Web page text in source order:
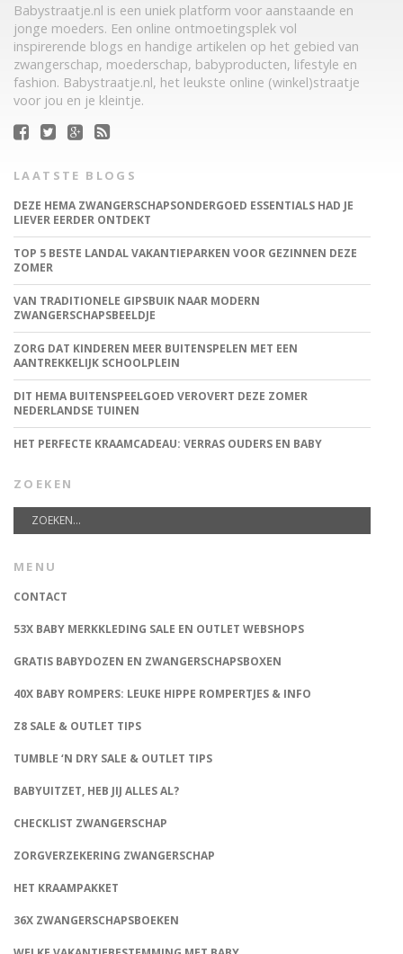
Babystraatje.nl is een uniek platform voor aanstaande en
jonge moeders. Een online ontmoetingsplek vol
inspirerende blogs en handige artikelen op het gebied van
zwangerschap, moederschap, babyproducten, lifestyle en
fashion. Babystraatje.nl, het leukste online (winkel)straatje
voor jou en je kleintje.
LAATSTE BLOGS
DEZE HEMA ZWANGERSCHAPSONDERGOED ESSENTIALS HAD JE
LIEVER EERDER ONTDEKT
TOP 5 BESTE LANDAL VAKANTIEPARKEN VOOR GEZINNEN DEZE
ZOMER
VAN TRADITIONELE GIPSBUIK NAAR MODERN
ZWANGERSCHAPSBEELDJE
ZORG DAT KINDEREN MEER BUITENSPELEN MET EEN
AANTREKKELIJK SCHOOLPLEIN
DIT HEMA BUITENSPEELGOED VEROVERT DEZE ZOMER
NEDERLANDSE TUINEN
HET PERFECTE KRAAMCADEAU: VERRAS OUDERS EN BABY
ZOEKEN
MENU
CONTACT
53X BABY MERKKLEDING SALE EN OUTLET WEBSHOPS
GRATIS BABYDOZEN EN ZWANGERSCHAPSBOXEN
40X BABY ROMPERS: LEUKE HIPPE ROMPERTJES & INFO
Z8 SALE & OUTLET TIPS
TUMBLE ‘N DRY SALE & OUTLET TIPS
BABYUITZET, HEB JIJ ALLES AL?
CHECKLIST ZWANGERSCHAP
ZORGVERZEKERING ZWANGERSCHAP
HET KRAAMPAKKET
36X ZWANGERSCHAPSBOEKEN